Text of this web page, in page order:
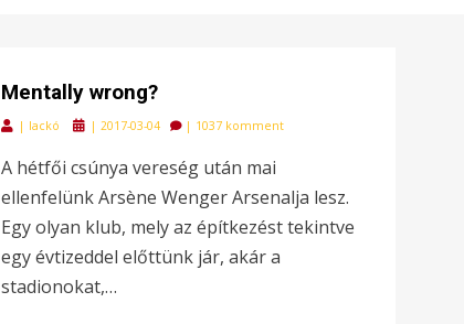
Mentally wrong?
| lackó
Posted
|2017-03-04 | 1037 komment
A hétfői csúnya vereség után mai
ellenfelünk Arsène Wenger Arsenalja lesz.
Egy olyan klub, mely az építkezést tekintve
egy évtizeddel előttünk jár, akár a
stadionokat,…